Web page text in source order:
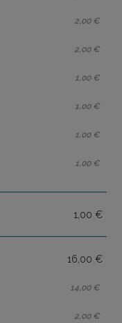
2,00 €
2,00 €
1,00 €
1,00 €
1,00 €
1,00 €
1,00 €
16,00 €
14,00 €
2,00 €